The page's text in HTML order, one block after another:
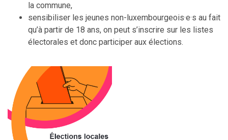
la commune,
sensibiliser les jeunes non-luxembourgeois·e·s au fait
qu’à partir de 18 ans, on peut s’inscrire sur les listes
électorales et donc participer aux élections.